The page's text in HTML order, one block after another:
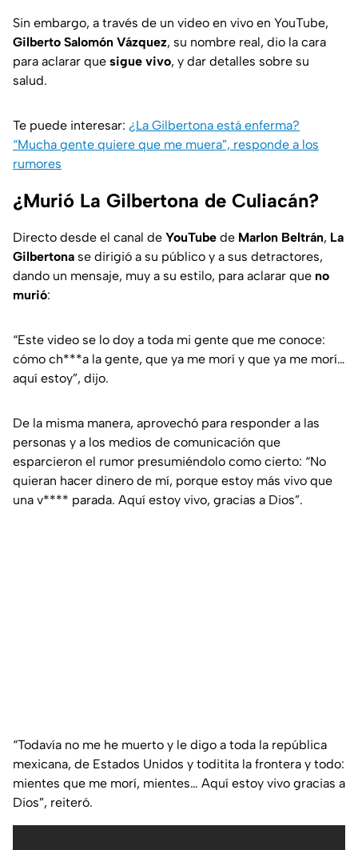
Sin embargo, a través de un video en vivo en YouTube,
Gilberto Salomón Vázquez, su nombre real, dio la cara
para aclarar que sigue vivo, y dar detalles sobre su
salud.
Te puede interesar: ¿La Gilbertona está enferma?
“Mucha gente quiere que me muera”, responde a los
rumores
¿Murió La Gilbertona de Culiacán?
Directo desde el canal de YouTube de Marlon Beltrán, La
Gilbertona se dirigió a su público y a sus detractores,
dando un mensaje, muy a su estilo, para aclarar que no
murió:
“Este video se lo doy a toda mi gente que me conoce:
cómo ch***a la gente, que ya me morí y que ya me morí…
aquí estoy”, dijo.
De la misma manera, aprovechó para responder a las
personas y a los medios de comunicación que
esparcieron el rumor presumiéndolo como cierto: “No
quieran hacer dinero de mí, porque estoy más vivo que
una v**** parada. Aquí estoy vivo, gracias a Dios”.
“Todavía no me he muerto y le digo a toda la república
mexicana, de Estados Unidos y toditita la frontera y todo:
mientes que me morí, mientes… Aquí estoy vivo gracias a
Dios”, reiteró.